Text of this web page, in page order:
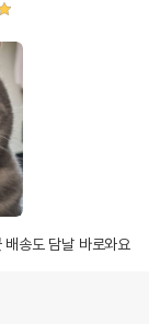
송도 담날 바로와요